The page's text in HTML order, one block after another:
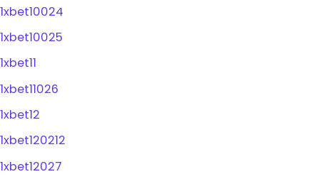
1xbet10024
1xbet10025
1xbet11
1xbet11026
1xbet12
1xbet120212
1xbet12027